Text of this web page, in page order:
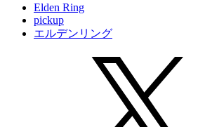
Elden Ring
pickup
エルデンリング